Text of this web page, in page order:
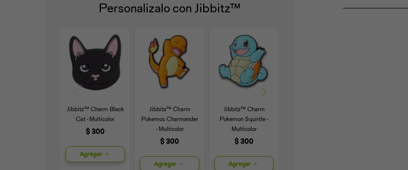
Personalizalo con Jibbitz™
Jibbitz™ Charm Black
Cat - Multicolor
$ 300
Agregar
Jibbitz™ Charm
Pokemos Charmander
- Multicolor
$ 300
Agregar
Jibbitz™ Charm
Pokemon Squirtle -
Multicolor
$ 300
Agregar